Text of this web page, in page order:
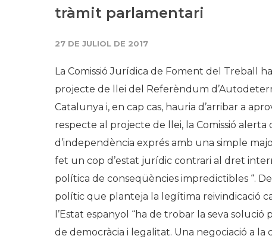
tràmit parlamentari
27 DE JULIOL DE 2017
La Comissió Jurídica de Foment del Treball
projecte de llei del Referèndum
Catalunya i, en cap cas, hauria d’arribar a
respecte al projecte de llei, la Comissió
d’independència exprés amb una simple
fet un cop d’estat jurídic contrari al dret
política de conseqüències impredictibles “.
polític que planteja la legítima reivindicació
l’Estat espanyol “ha de trobar la seva
de democràcia i legalitat. Una negociació a